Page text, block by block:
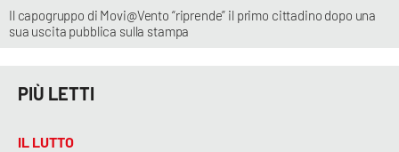
Il capogruppo di Movi@Vento “riprende” il primo cittadino dopo una
sua uscita pubblica sulla stampa
PIÙ LETTI
IL LUTTO